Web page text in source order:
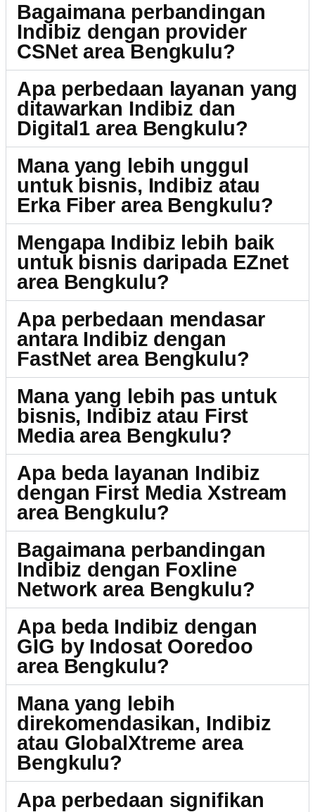
Bagaimana perbandingan
Indibiz dengan provider
CSNet area Bengkulu?
Apa perbedaan layanan yang
ditawarkan Indibiz dan
Digital1 area Bengkulu?
Mana yang lebih unggul
untuk bisnis, Indibiz atau
Erka Fiber area Bengkulu?
Mengapa Indibiz lebih baik
untuk bisnis daripada EZnet
area Bengkulu?
Apa perbedaan mendasar
antara Indibiz dengan
FastNet area Bengkulu?
Mana yang lebih pas untuk
bisnis, Indibiz atau First
Media area Bengkulu?
Apa beda layanan Indibiz
dengan First Media Xstream
area Bengkulu?
Bagaimana perbandingan
Indibiz dengan Foxline
Network area Bengkulu?
Apa beda Indibiz dengan
GIG by Indosat Ooredoo
area Bengkulu?
Mana yang lebih
direkomendasikan, Indibiz
atau GlobalXtreme area
Bengkulu?
Apa perbedaan signifikan